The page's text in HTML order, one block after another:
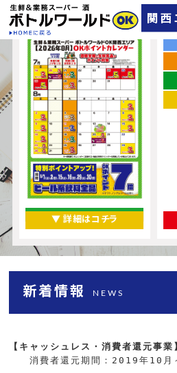
ポイントカレンダー
▼ 詳細はコチラ
新着情報 NEWS
【キャッシュレス・消費者還元事業
消費者還元期間：2019年10月